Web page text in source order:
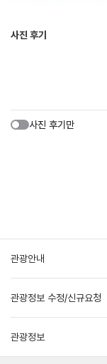
사진 후기
사진 후기만
관광안내
관광정보 수정/신규요청
관광정보